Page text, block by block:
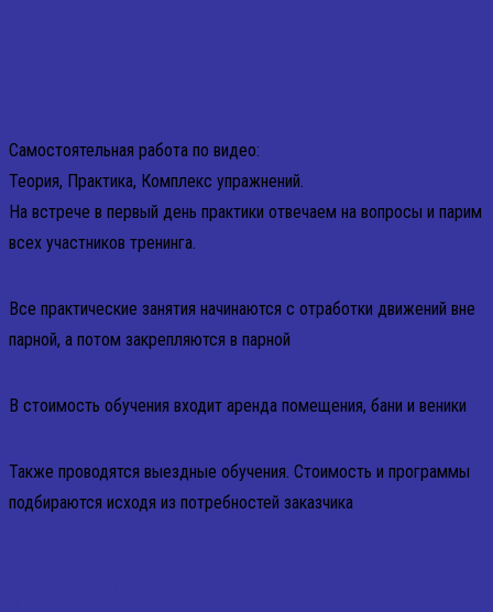
Самостоятельная работа по видео:
Теория, Практика, Комплекс упражнений.
На встрече в первый день практики отвечаем на вопросы и парим
всех участников тренинга.
Все практические занятия начинаются с отработки движений вне
парной, а потом закрепляются в парной
В стоимость обучения входит аренда помещения, бани и веники
Также проводятся выездные обучения. Стоимость и программы
подбираются исходя из потребностей заказчика